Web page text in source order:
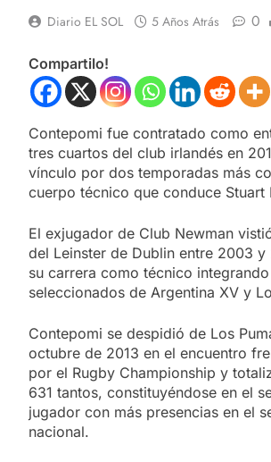
Diario EL SOL 5 Años Atrás 0
Compartilo!
Contepomi fue contratado como
tres cuartos del club irlandés en
vínculo por dos temporadas más
cuerpo técnico que conduce Stuart
El exjugador de Club Newman
del Leinster de Dublin entre 2003
su carrera como técnico
seleccionados de Argentina XV y
Contepomi se despidió de Los
octubre de 2013 en el encuentro
por el Rugby Championship y
631 tantos, constituyéndose en el
jugador con más presencias en el
nacional.